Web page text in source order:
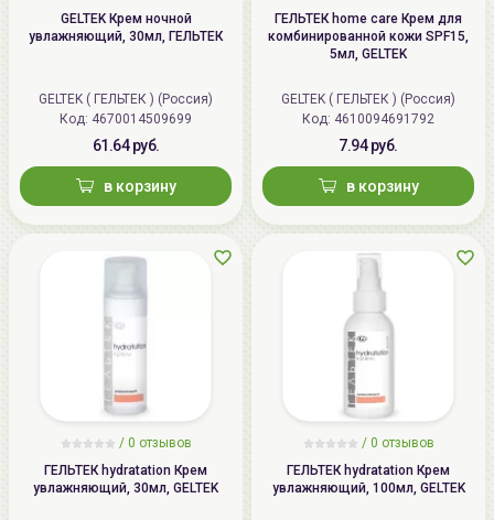
GELTEK Крем ночной
увлажняющий, 30мл, ГЕЛЬТЕК
GELTEK ( ГЕЛЬТЕК ) (Россия)
Код: 4670014509699
61.64 руб.
в корзину
ГЕЛЬТЕК home care Крем для
комбинированной кожи SPF15,
5мл, GELTEK
GELTEK ( ГЕЛЬТЕК ) (Россия)
Код: 4610094691792
7.94 руб.
в корзину
/ 0 отзывов
ГЕЛЬТЕК hydratation Крем
увлажняющий, 30мл, GELTEK
/ 0 отзывов
ГЕЛЬТЕК hydratation Крем
увлажняющий, 100мл, GELTEK